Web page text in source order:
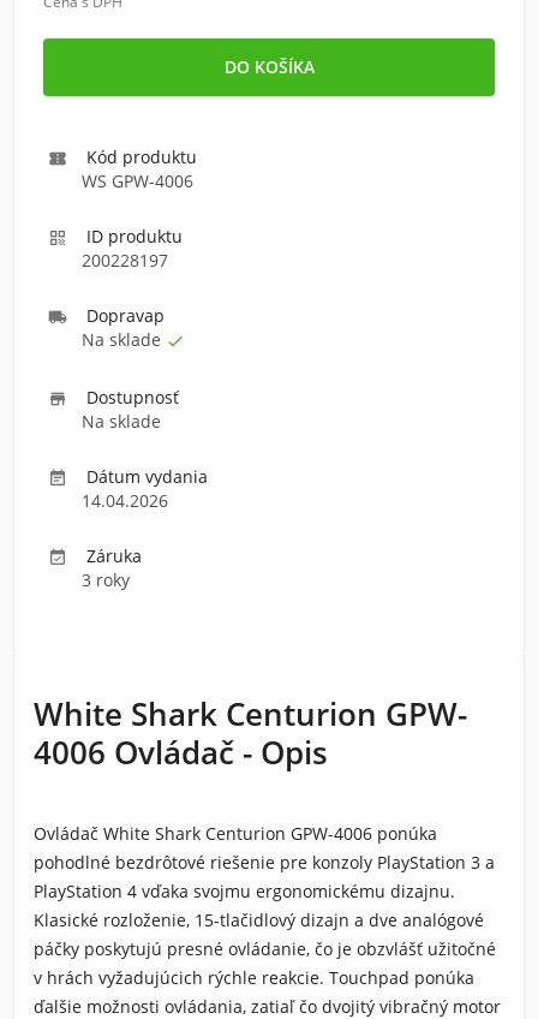

Kód produktu
WS GPW-4006

ID produktu
200228197
 Dopravap
Na sklade 

Dostupnosť
Na sklade

Dátum vydania
14.04.2026

Záruka
3 roky
White Shark Centurion GPW-
4006 Ovládač - Opis
Ovládač White Shark Centurion GPW-4006 ponúka
pohodlné bezdrôtové riešenie pre konzoly PlayStation 3 a
PlayStation 4 vďaka svojmu ergonomickému dizajnu.
Klasické rozloženie, 15-tlačidlový dizajn a dve analógové
páčky poskytujú presné ovládanie, čo je obzvlášť užitočné
v hrách vyžadujúcich rýchle reakcie. Touchpad ponúka
ďalšie možnosti ovládania, zatiaľ čo dvojitý vibračný motor